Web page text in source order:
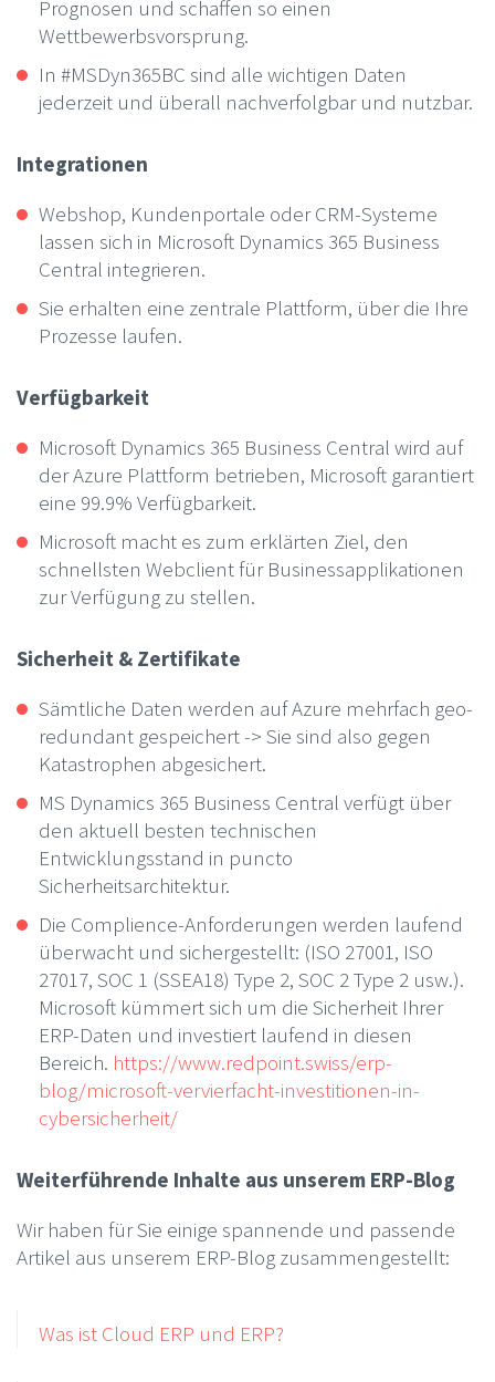
Prognosen und schaffen so einen
Wettbewerbsvorsprung.
In #MSDyn365BC sind alle wichtigen Daten
jederzeit und überall nachverfolgbar und nutzbar.
Integrationen
Webshop, Kundenportale oder CRM-Systeme
lassen sich in Microsoft Dynamics 365 Business
Central integrieren.
Sie erhalten eine zentrale Plattform, über die Ihre
Prozesse laufen.
Verfügbarkeit
Microsoft Dynamics 365 Business Central wird auf
der Azure Plattform betrieben, Microsoft garantiert
eine 99.9% Verfügbarkeit.
Microsoft macht es zum erklärten Ziel, den
schnellsten Webclient für Businessapplikationen
zur Verfügung zu stellen.
Sicherheit & Zertifikate
Sämtliche Daten werden auf Azure mehrfach geo-
redundant gespeichert -> Sie sind also gegen
Katastrophen abgesichert.
MS Dynamics 365 Business Central verfügt über
den aktuell besten technischen
Entwicklungsstand in puncto
Sicherheitsarchitektur.
Die Complience-Anforderungen werden laufend
überwacht und sichergestellt: (ISO 27001, ISO
27017, SOC 1 (SSEA18) Type 2, SOC 2 Type 2 usw.).
Microsoft kümmert sich um die Sicherheit Ihrer
ERP-Daten und investiert laufend in diesen
Bereich. https://www.redpoint.swiss/erp-
blog/microsoft-vervierfacht-investitionen-in-
cybersicherheit/
Weiterführende Inhalte aus unserem ERP-Blog
Wir haben für Sie einige spannende und passende
Artikel aus unserem ERP-Blog zusammengestellt:
Was ist Cloud ERP und ERP?